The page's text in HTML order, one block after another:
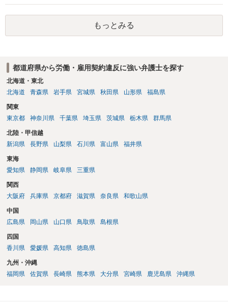
もっとみる
都道府県から労働・雇用契約違反に強い弁護士を探す
北海道・東北
北海道
青森県 岩手県 宮城県 秋田県 山形県 福島県
関東
東京都
神奈川県 千葉県 埼玉県 茨城県 栃木県 群馬県
北陸・甲信越
新潟県
長野県 山梨県 石川県 富山県 福井県
東海
愛知県
静岡県 岐阜県 三重県
関西
大阪府
兵庫県 京都府 滋賀県 奈良県 和歌山県
中国
広島県
岡山県 山口県 鳥取県 島根県
四国
香川県
愛媛県 高知県 徳島県
九州・沖縄
福岡県
佐賀県 長崎県 熊本県 大分県 宮崎県 鹿児島県 沖縄県